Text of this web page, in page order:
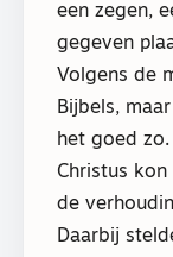
een zegen,
gegeven
Volgens de
Bijbels,
het goed
Christus
de
Daarbij